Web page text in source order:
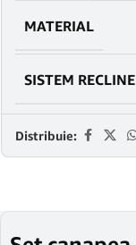
MATERIAL
SISTEM
Distribuie: